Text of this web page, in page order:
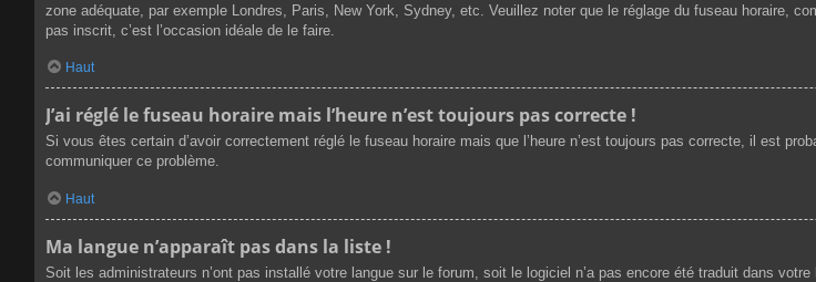
zone adéquate, par exemple Londres, Paris, New York, Sydney, etc. Veuillez noter que le réglage du fuseau horaire,
pas inscrit, c’est l’occasion idéale de le faire.
Haut
J’ai réglé le fuseau horaire mais l’heure n’est toujours pas correcte !
Si vous êtes certain d’avoir correctement réglé le fuseau horaire mais que l’heure n’est toujours pas correcte, il est
communiquer ce problème.
Haut
Ma langue n’apparaît pas dans la liste !
Soit les administrateurs n’ont pas installé votre langue sur le forum, soit le logiciel n’a pas encore été traduit dans